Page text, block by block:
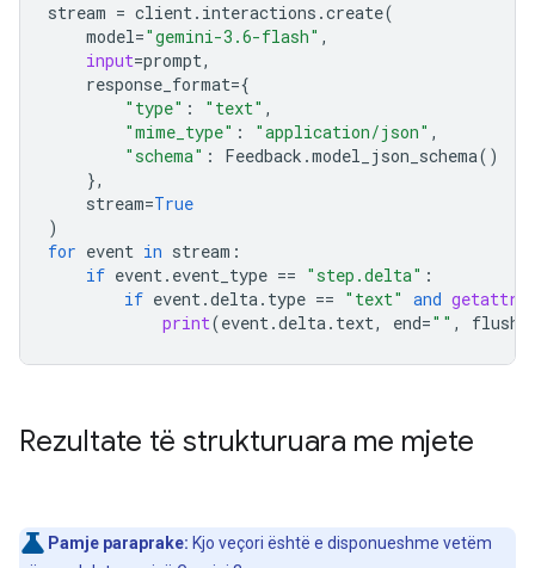
stream = client. interactions .create(
model="gemini-3.6-flash" ,
input=prompt,
response_format={
"type" : "text" ,
"mime_type" : "application/json" ,
"schema" : Feedback .model_json_schema()
},
stream=True
)
for event in stream :
if event. event_type == "step.delta" :
if event.delta. type == "text" and getattr
print(event.delta. text, end="" , flush
Rezultate të strukturuara me mjete
Pamje paraprake: Kjo veçori është e disponueshme vetëm